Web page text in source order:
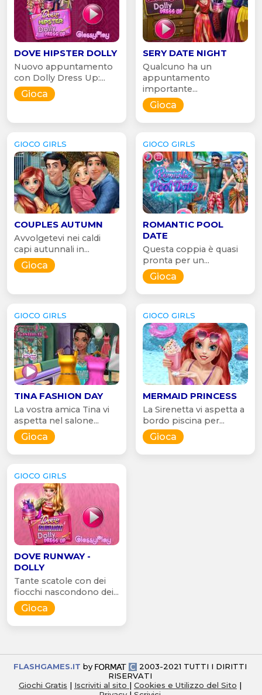
DOVE HIPSTER DOLLY
Nuovo appuntamento
con Dolly Dress Up:...
Gioca
SERY DATE NIGHT
Qualcuno ha un
appuntamento
importante...
Gioca
GIOCO GIRLS
COUPLES AUTUMN
Avvolgetevi nei caldi
capi autunnali in...
Gioca
GIOCO GIRLS
ROMANTIC POOL
DATE
Questa coppia è quasi
pronta per un...
Gioca
GIOCO GIRLS
TINA FASHION DAY
La vostra amica Tina vi
aspetta nel salone...
Gioca
GIOCO GIRLS
MERMAID PRINCESS
La Sirenetta vi aspetta a
bordo piscina per...
Gioca
GIOCO GIRLS
DOVE RUNWAY -
DOLLY
Tante scatole con dei
fiocchi nascondono dei...
Gioca
FLASHGAMES.IT by
2003-2021 TUTTI I DIRITTI
RISERVATI
Giochi Gratis | Iscriviti al sito | Cookies e Utilizzo del Sito |